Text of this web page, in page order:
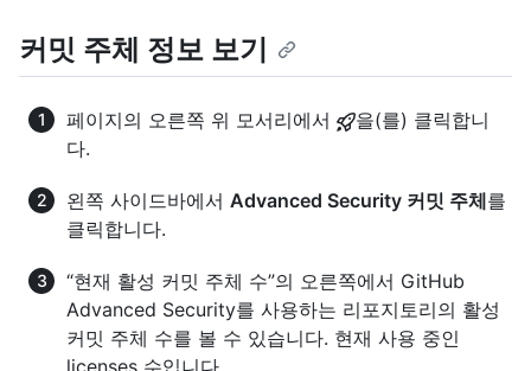
커밋 주체 정보 보기
페이지의 오른쪽 위 모서리에서
을(를) 클릭합니
다.
왼쪽 사이드바에서 Advanced Security 커밋 주체를
클릭합니다.
“현재 활성 커밋 주체 수”의 오른쪽에서 GitHub
Advanced Security를 사용하는 리포지토리의 활성
커밋 주체 수를 볼 수 있습니다. 현재 사용 중인